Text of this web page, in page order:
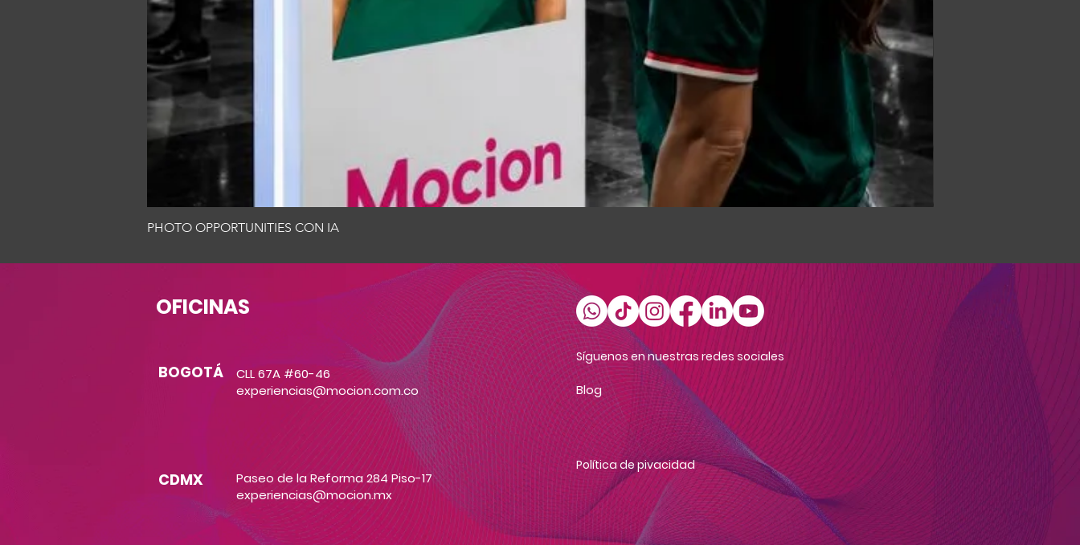
PHOTO OPPORTUNITIES CON IA
OFICINAS
CLL 67A #60-46
experiencias@mocion.com.co
BOGOTÁ
Paseo de la Reforma 284 Piso-17
experiencias@mocion.mx
CDMX
Síguenos en nuestras redes sociales
Blog
Política de pivacidad